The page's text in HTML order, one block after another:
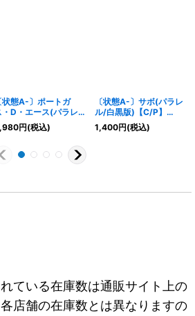
状態A-〕ポートガ
・D・エース(パラレ
/白黒版)【L/P】
002}
円(税込)
〔状態A-〕サボ(パラレ
ル/白黒版)【C/P】
{ST13-007}
1,400円(税込)
ている在庫数は通販サイト上の
店舗の在庫数とは異なりますの